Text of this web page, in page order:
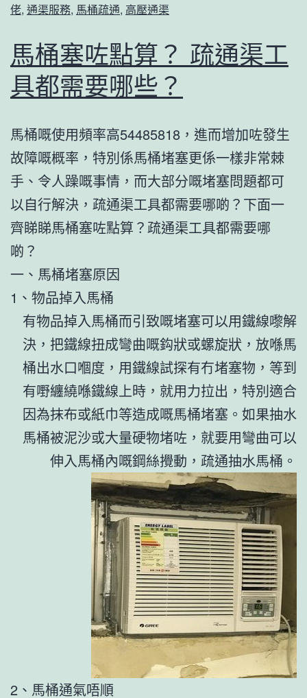
佬, 通渠服務, 馬桶疏通, 高壓通渠
馬桶塞咗點算？ 疏通渠工
具都需要哪些？
馬桶嘅使用頻率高54485818，進而增加咗發生
故障嘅概率，特別係馬桶堵塞更係一樣非常棘
手、令人躁嘅事情，而大部分嘅堵塞問題都可
以自行解決，疏通渠工具都需要哪啲？下面一
齊睇睇馬桶塞咗點算？疏通渠工具都需要哪
啲？
一、馬桶堵塞原因
1、物品掉入馬桶
有物品掉入馬桶而引致嘅堵塞可以用鐵線嚟解
決，把鐵線扭成彎曲嘅鈎狀或螺旋狀，放喺馬
桶出水口嗰度，用鐵線試探有冇堵塞物，等到
有嘢纏繞喺鐵線上時，就用力拉出，特別適合
因為抹布或紙巾等造成嘅馬桶堵塞。如果抽水
馬桶被泥沙或大量硬物堵咗，就要用彎曲可以
伸入馬桶內嘅鋼絲攪動，疏通抽水馬桶。
2、馬桶通氣唔順